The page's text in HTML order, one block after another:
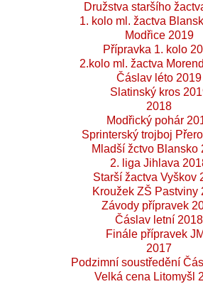
Družstva staršího
1. kolo ml. žactva
Modřice 2019
Přípravka 1. kolo
2.kolo ml. žactva
Čáslav léto 2019
Slatinský kros
2018
Modřický pohár
Sprinterský trojboj
Mladší žctvo Blansko
2. liga Jihlava
Starší žactva Vyškov
Kroužek ZŠ Pastviny
Závody přípravek
Čáslav letní 2018
Finále přípravek
2017
Podzimní soustředění
Velká cena Litomyšl